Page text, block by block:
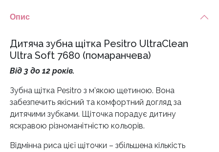
Опис
Дитяча зубна щітка Pesitro UltraClean
Ultra Soft 7680 (помаранчева)
Від 3 до 12 років.
Зубна щітка Pesitro з м’якою щетиною. Вона
забезпечить якісний та комфортний догляд за
дитячими зубками. Щіточка порадує дитину
яскравою різноманітністю кольорів.
Відмінна риса цієї щіточки – збільшена кількість